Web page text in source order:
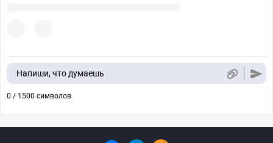
Напиши, что думаешь
0 / 1500 символов